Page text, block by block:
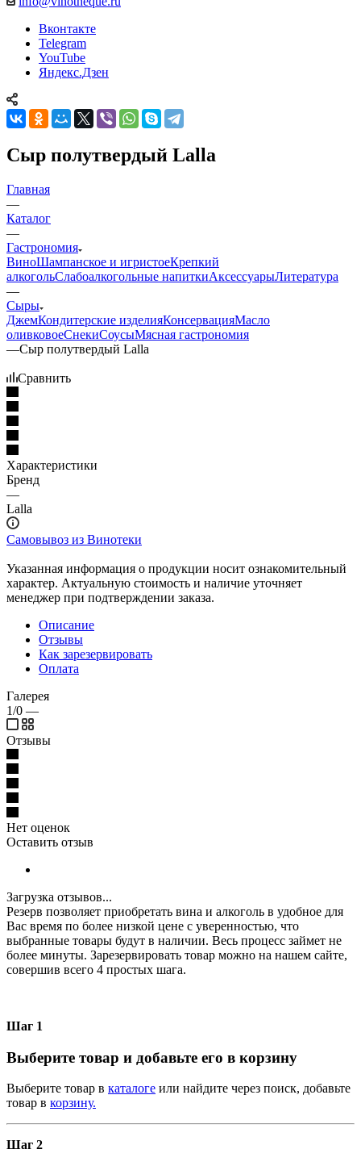
Вконтакте
Telegram
YouTube
Яндекс.Дзен
Сыр полутвердый Lalla
Главная
—
Каталог
—
Гастрономия
ВиноШампанское и игристоеКрепкий
алкогольСлабоалкогольные напиткиАксессуарыЛитература
—
Сыры
ДжемКондитерские изделияКонсервацияМасло
оливковоеСнекиСоусыМясная гастрономия
—Сыр полутвердый Lalla
Сравнить
Характеристики
Бренд
—
Lalla
Самовывоз из Винотеки
Указанная информация о продукции носит ознакомительный
характер. Актуальную стоимость и наличие уточняет
менеджер при подтверждении заказа.
Описание
Отзывы
Как зарезервировать
Оплата
Галерея
1/0 —
Отзывы
Нет оценок
Оставить отзыв
Загрузка отзывов...
Резерв позволяет приобретать вина и алкоголь в удобное для
Вас время по более низкой цене с уверенностью, что
выбранные товары будут в наличии. Весь процесс займет не
более минуты. Зарезервировать товар можно на нашем сайте,
совершив всего 4 простых шага.
Шаг 1
Выберите товар и добавьте его в корзину
Выберите товар в каталоге или найдите через поиск, добавьте
товар в корзину.
Шаг 2